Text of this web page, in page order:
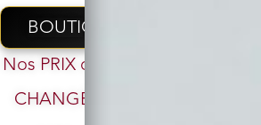
BOUTIQUE
Nos PRIX ont
CHANGÉ,